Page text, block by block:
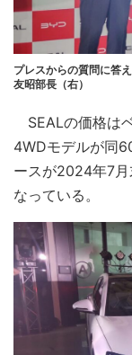
プレスからの質問に答
友昭部長（右）
SEALの価格は
4WDモデルが同
ースが2024年7
なっている。